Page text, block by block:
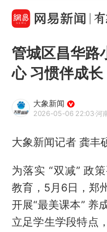
管城区昌华路
心 习惯伴成长
大象新闻
2026-05-06 22:03·河
大象新闻记者 龚丰
为落实 “双减” 政
教育，5月6日，郑
开展“最美课本” 养
立足学生学段特点